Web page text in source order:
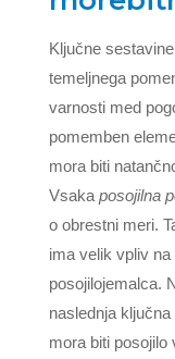
Ključne
temeljnega
varnosti med
pomemben
mora biti
Vsaka posojilna
o obrestni meri.
ima velik vpliv
posojilojemalca.
naslednja
mora biti posojilo